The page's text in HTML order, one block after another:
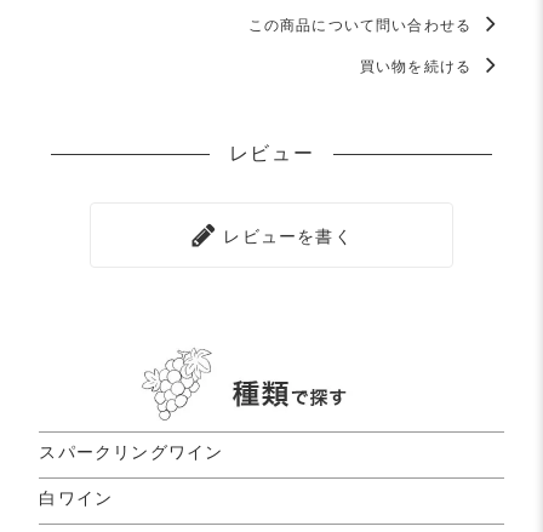
この商品について問い合わせる
買い物を続ける
レビュー
レビューを書く
スパークリングワイン
白ワイン